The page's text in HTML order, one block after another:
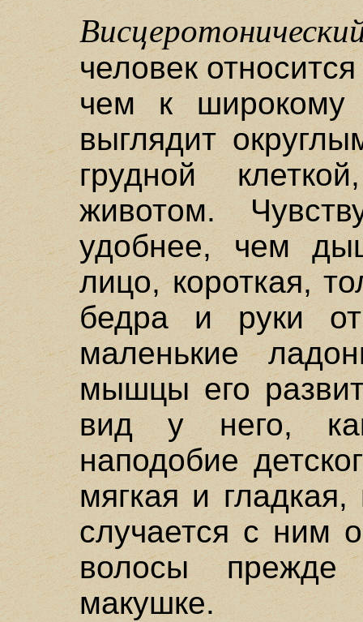
человек
чем к
выглядит
грудной
животом.
удобнее, чем
лицо, короткая,
бедра и руки
маленькие
мышцы его
вид у него,
наподобие
мягкая и
случается с ним
волосы
макушке.